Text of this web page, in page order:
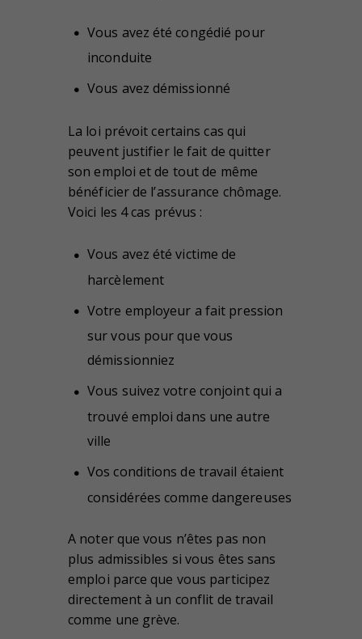
Vous avez été congédié pour
inconduite
Vous avez démissionné
La loi prévoit certains cas qui
peuvent justifier le fait de quitter
son emploi et de tout de même
bénéficier de l’assurance chômage.
Voici les 4 cas prévus :
Vous avez été victime de
harcèlement
Votre employeur a fait pression
sur vous pour que vous
démissionniez
Vous suivez votre conjoint qui a
trouvé emploi dans une autre
ville
Vos conditions de travail étaient
considérées comme dangereuses
A noter que vous n’êtes pas non
plus admissibles si vous êtes sans
emploi parce que vous participez
directement à un conflit de travail
comme une grève.